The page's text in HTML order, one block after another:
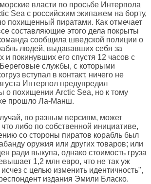
власти по просьбе Интерпола
Sea с российским экипажем на борту,
похищенный пиратами. Как отмечает
составляющие этого дела покрыты
сообщила шведской полиции о
людей, выдававших себя за
и покинувших его спустя 12 часов с
службы, с которыми
вступал в контакт, ничего не
Интерпол предупредил
о похищении Arctic Sea, но к тому
прошло Ла-Манш.
по разным версиям, может
либо по собственной инициативе,
со стороны пиратов корабль был
оружия или других товаров; или
ради выкупа, однако стоимость груза
1,2 млн евро, что не так уж
с целью изменить идентичность",
издания Эмили Бласко.